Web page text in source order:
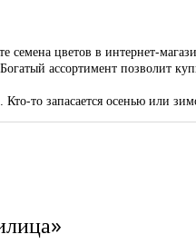
семена цветов в интернет-
ассортимент позволит
то запасается осенью или